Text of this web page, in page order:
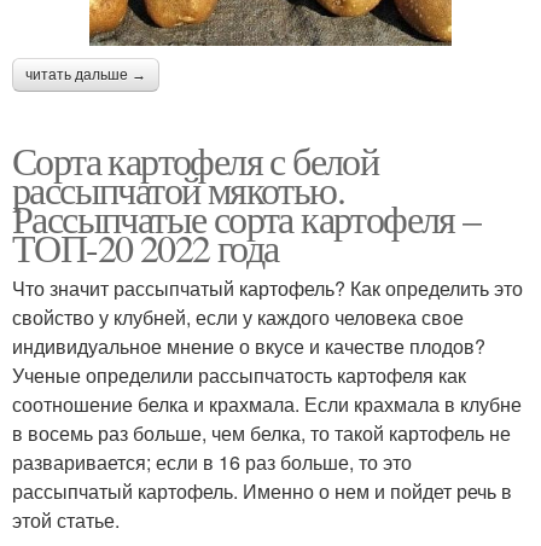
читать дальше →
Сорта картофеля с белой
рассыпчатой мякотью.
Рассыпчатые сорта картофеля –
ТОП-20 2022 года
Что значит рассыпчатый картофель? Как определить это
свойство у клубней, если у каждого человека свое
индивидуальное мнение о вкусе и качестве плодов?
Ученые определили рассыпчатость картофеля как
соотношение белка и крахмала. Если крахмала в клубне
в восемь раз больше, чем белка, то такой картофель не
разваривается; если в 16 раз больше, то это
рассыпчатый картофель. Именно о нем и пойдет речь в
этой статье.